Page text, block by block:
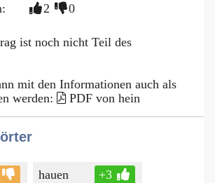
2 0
ist noch nicht Teil des
mit den Informationen auch als
werden:
PDF von hein
hauen +3